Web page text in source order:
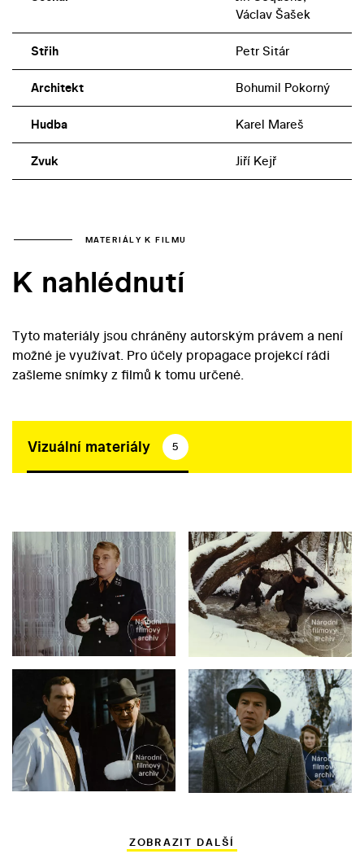
Václav Šašek
Střih Petr Sitár
Architekt Bohumil Pokorný
Hudba Karel Mareš
Zvuk Jiří Kejř
MATERIÁLY K FILMU
K nahlédnutí
Tyto materiály jsou chráněny autorským právem a není
možné je využívat. Pro účely propagace projekcí rádi
zašleme snímky z filmů k tomu určené.
Vizuální materiály 5
ZOBRAZIT DALŠÍ